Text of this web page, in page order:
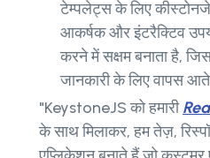
टेम्पलेट्स के लिए
आकर्षक और इंटरैक्टिव
करने में सक्षम बनाता है,
जानकारी के लिए वापस
"KeystoneJS को हमारी
के साथ मिलाकर, हम तेज़,